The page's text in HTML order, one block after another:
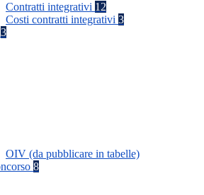
Contratti integrativi 12
Costi contratti integrativi 3
3
OIV (da pubblicare in tabelle)
8